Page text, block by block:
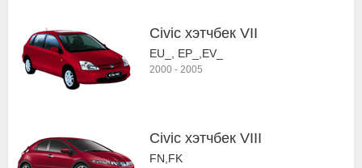
Civic хэтчбек VII
EU_, EP_,EV_
2000 - 2005
Civic хэтчбек VIII
FN,FK